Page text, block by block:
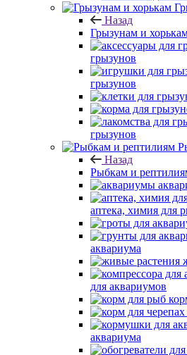
Назад
Грызунам и
грызунов
грызунов
грызунов
Назад
Рыбкам и
аптека, химия для
аквариума
для аквариумов
аквариума